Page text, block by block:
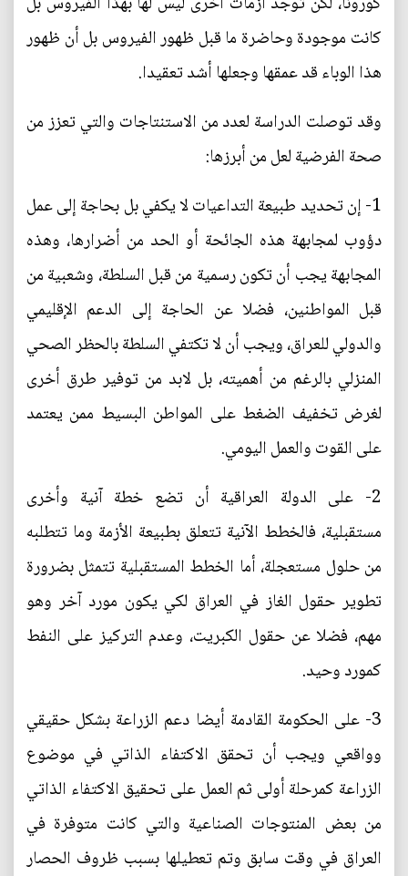
كانت موجودة وحاضرة ما قبل ظهور الفيروس بل أن ظهور
هذا الوباء قد عمقها وجعلها أشد تعقيدا.
وقد توصلت الدراسة لعدد من الاستنتاجات والتي تعزز من
صحة الفرضية لعل من أبرزها:
1- إن تحديد طبيعة التداعيات لا يكفي بل بحاجة إلى عمل
دؤوب لمجابهة هذه الجائحة أو الحد من أضرارها، وهذه
المجابهة يجب أن تكون رسمية من قبل السلطة، وشعبية من
قبل المواطنين، فضلا عن الحاجة إلى الدعم الإقليمي
والدولي للعراق، ويجب أن لا تكتفي السلطة بالحظر الصحي
المنزلي بالرغم من أهميته، بل لابد من توفير طرق أخرى
لغرض تخفيف الضغط على المواطن البسيط ممن يعتمد
على القوت والعمل اليومي.
2- على الدولة العراقية أن تضع خطة آنية وأخرى
مستقبلية، فالخطط الآنية تتعلق بطبيعة الأزمة وما تتطلبه
من حلول مستعجلة، أما الخطط المستقبلية تتمثل بضرورة
تطوير حقول الغاز في العراق لكي يكون مورد آخر وهو
مهم، فضلا عن حقول الكبريت، وعدم التركيز على النفط
كمورد وحيد.
3- على الحكومة القادمة أيضا دعم الزراعة بشكل حقيقي
وواقعي ويجب أن تحقق الاكتفاء الذاتي في موضوع
الزراعة كمرحلة أولى ثم العمل على تحقيق الاكتفاء الذاتي
من بعض المنتوجات الصناعية والتي كانت متوفرة في
العراق في وقت سابق وتم تعطيلها بسبب ظروف الحصار